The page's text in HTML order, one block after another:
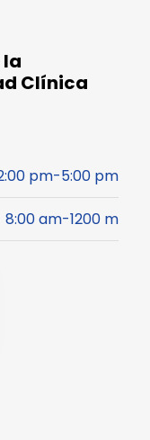
la
Clínica
pm-5:00 pm
8:00 am-1200 m